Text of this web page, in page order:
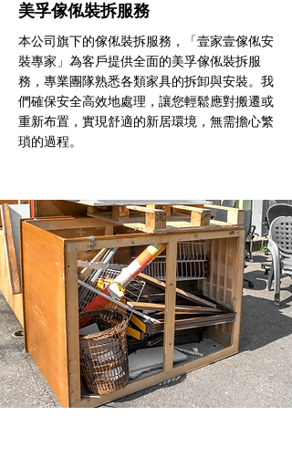
美孚傢俬裝拆服務
本公司旗下的傢俬裝拆服務，「壹家壹傢俬安
裝專家」為客戶提供全面的美孚傢俬裝拆服
務，專業團隊熟悉各類家具的拆卸與安裝。我
們確保安全高效地處理，讓您輕鬆應對搬遷或
重新布置，實現舒適的新居環境，無需擔心繁
瑣的過程。